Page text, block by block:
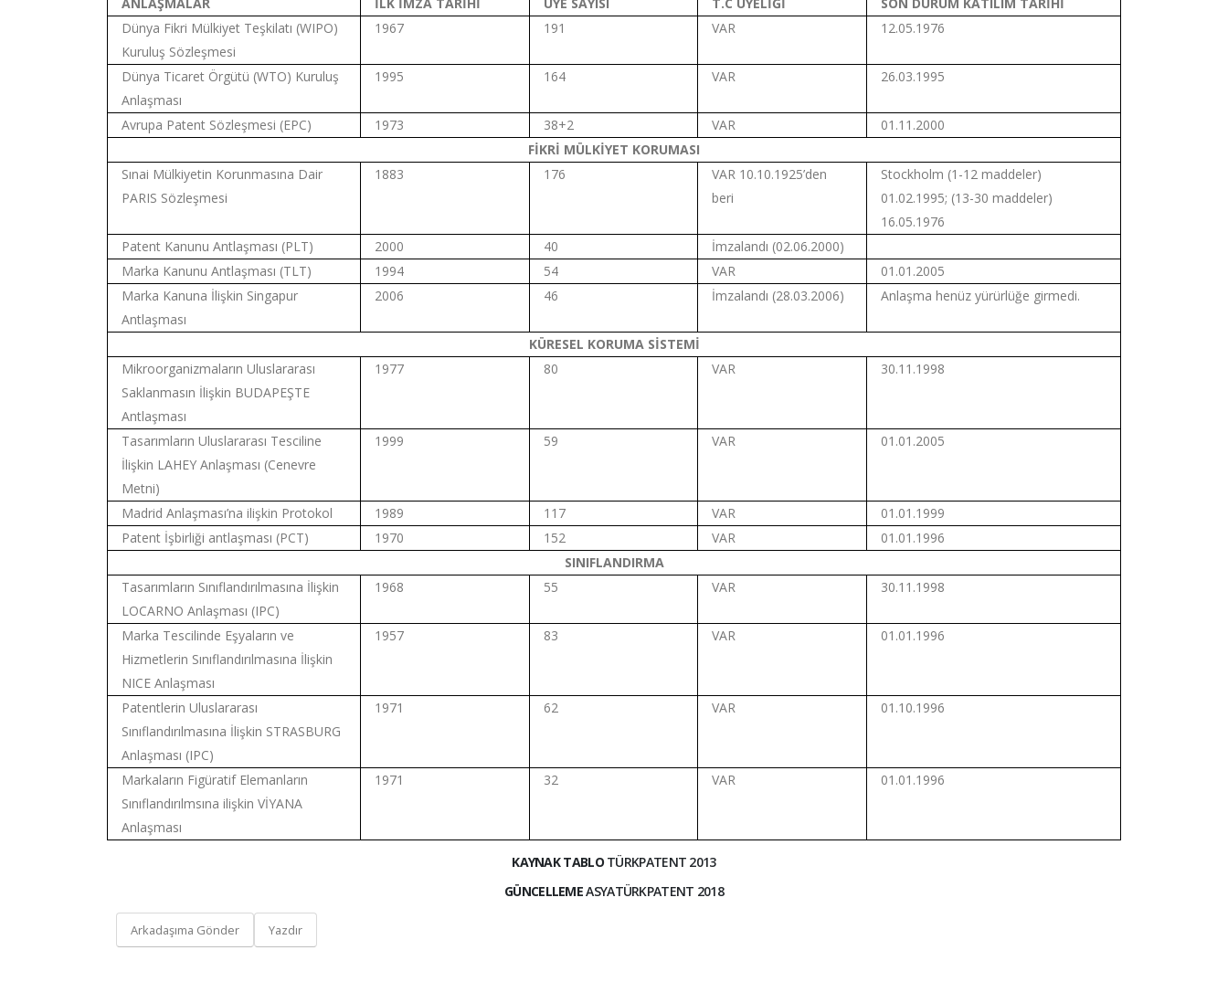
Dünya Fikri Mülkiyet Teşkilatı (WIPO)
Kuruluş Sözleşmesi
1967 191 VAR 12.05.1976
Dünya Ticaret Örgütü (WTO) Kuruluş
Anlaşması
1995 164 VAR 26.03.1995
Avrupa Patent Sözleşmesi (EPC) 1973 38+2 VAR
01.11.2000
FİKRİ MÜLKİYET KORUMASI
Sınai Mülkiyetin Korunmasına Dair
PARIS Sözleşmesi
1883 176
VAR 10.10.1925’den
beri
Stockholm (1-12 maddeler)
01.02.1995; (13-30 maddeler)
16.05.1976
Patent Kanunu Antlaşması (PLT)
2000 40
İmzalandı (02.06.2000)
Marka Kanunu Antlaşması (TLT)
1994 54 VAR
01.01.2005
Marka Kanuna İlişkin Singapur
Antlaşması
2006 46 İmzalandı (28.03.2006) Anlaşma henüz yürürlüğe girmedi.
KÜRESEL KORUMA SİSTEMİ
Mikroorganizmaların Uluslararası
Saklanmasın İlişkin BUDAPEŞTE
Antlaşması
1977 80 VAR 30.11.1998
Tasarımların Uluslararası Tesciline
İlişkin LAHEY Anlaşması (Cenevre
Metni)
1999 59 VAR 01.01.2005
Madrid Anlaşması’na ilişkin Protokol 1989 117 VAR
01.01.1999
Patent İşbirliği antlaşması (PCT)
1970 152 VAR
01.01.1996
SINIFLANDIRMA
Tasarımların Sınıflandırılmasına İlişkin
LOCARNO Anlaşması (IPC)
1968 55 VAR 30.11.1998
Marka Tescilinde Eşyaların ve
Hizmetlerin Sınıflandırılmasına İlişkin
NICE Anlaşması
1957 83 VAR 01.01.1996
Patentlerin Uluslararası
Sınıflandırılmasına İlişkin STRASBURG
Anlaşması (IPC)
1971 62 VAR 01.10.1996
Markaların Figüratif Elemanların
Sınıflandırılmsına ilişkin VİYANA
Anlaşması
1971 32 VAR 01.01.1996
KAYNAK TABLOTÜRKPATENT 2013
GÜNCELLEMEASYATÜRKPATENT 2018
Arkadaşıma Gönder Yazdır